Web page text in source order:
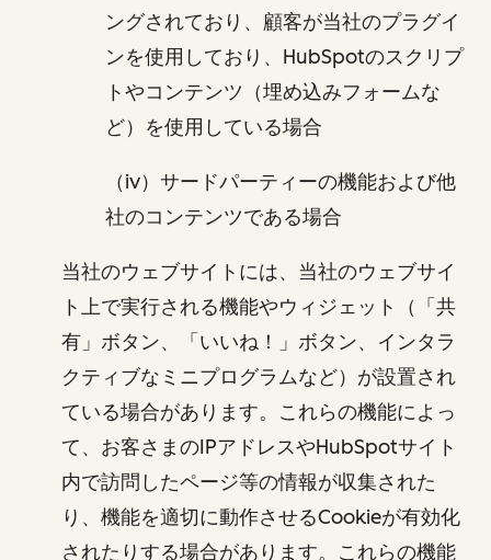
ングされており、顧客が当社のプラグイ
ンを使用しており、HubSpotのスクリプ
トやコンテンツ（埋め込みフォームな
ど）を使用している場合
（iv）サードパーティーの機能および他
社のコンテンツである場合
当社のウェブサイトには、当社のウェブサイ
ト上で実行される機能やウィジェット（「共
有」ボタン、「いいね！」ボタン、インタラ
クティブなミニプログラムなど）が設置され
ている場合があります。これらの機能によっ
て、お客さまのIPアドレスやHubSpotサイト
内で訪問したページ等の情報が収集された
り、機能を適切に動作させるCookieが有効化
されたりする場合があります。これらの機能